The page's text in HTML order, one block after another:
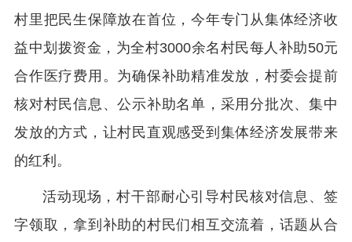
村里把民生保障放在首位，今年专门从集体经济收
益中划拨资金，为全村3000余名村民每人补助50元
合作医疗费用。为确保补助精准发放，村委会提前
核对村民信息、公示补助名单，采用分批次、集中
发放的方式，让村民直观感受到集体经济发展带来
的红利。
活动现场，村干部耐心引导村民核对信息、签
字领取，拿到补助的村民们相互交流着，话题从合